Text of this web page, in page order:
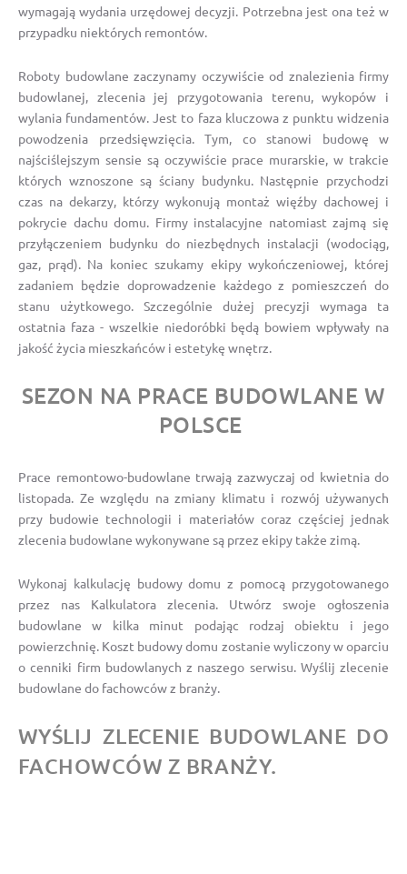
wymagają wydania urzędowej decyzji. Potrzebna jest ona też w
przypadku niektórych remontów.
Roboty budowlane zaczynamy oczywiście od znalezienia firmy
budowlanej, zlecenia jej przygotowania terenu, wykopów i
wylania fundamentów. Jest to faza kluczowa z punktu widzenia
powodzenia przedsięwzięcia. Tym, co stanowi budowę w
najściślejszym sensie są oczywiście prace murarskie, w trakcie
których wznoszone są ściany budynku. Następnie przychodzi
czas na dekarzy, którzy wykonują montaż więźby dachowej i
pokrycie dachu domu. Firmy instalacyjne natomiast zajmą się
przyłączeniem budynku do niezbędnych instalacji (wodociąg,
gaz, prąd). Na koniec szukamy ekipy wykończeniowej, której
zadaniem będzie doprowadzenie każdego z pomieszczeń do
stanu użytkowego. Szczególnie dużej precyzji wymaga ta
ostatnia faza - wszelkie niedoróbki będą bowiem wpływały na
jakość życia mieszkańców i estetykę wnętrz.
SEZON NA PRACE BUDOWLANE W
POLSCE
Prace remontowo-budowlane trwają zazwyczaj od kwietnia do
listopada. Ze względu na zmiany klimatu i rozwój używanych
przy budowie technologii i materiałów coraz częściej jednak
zlecenia budowlane wykonywane są przez ekipy także zimą.
Wykonaj kalkulację budowy domu z pomocą przygotowanego
przez nas Kalkulatora zlecenia. Utwórz swoje ogłoszenia
budowlane w kilka minut podając rodzaj obiektu i jego
powierzchnię. Koszt budowy domu zostanie wyliczony w oparciu
o cenniki firm budowlanych z naszego serwisu. Wyślij zlecenie
budowlane do fachowców z branży.
WYŚLIJ ZLECENIE BUDOWLANE DO
FACHOWCÓW Z BRANŻY.